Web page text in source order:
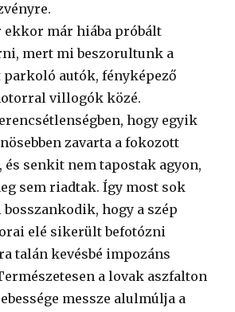
ekkor már hiába próbált
mert mi beszorultunk a
autók, fényképező
villogók közé.
hogy egyik
zavarta a fokozott
és senkit nem tapostak agyon,
sem riadtak. Így most sok
hogy a szép
elé sikerült befotózni
talán kevésbé impozáns
a lovak aszfalton
messze alulmúlja a